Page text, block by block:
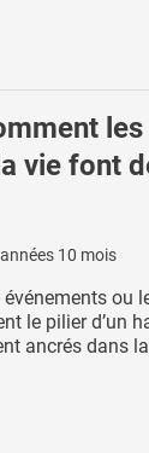
vie font
10 mois
ou
le pilier d’un
ancrés dans